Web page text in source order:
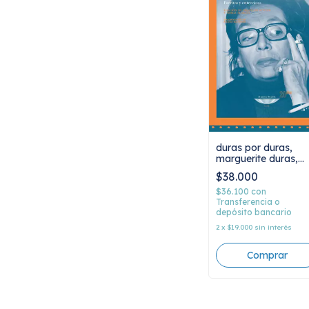
duras por duras,
marguerite duras,
escritos y entrevistas
$38.000
$36.100 con
Transferencia o
depósito bancario
2 x $19.000 sin interés